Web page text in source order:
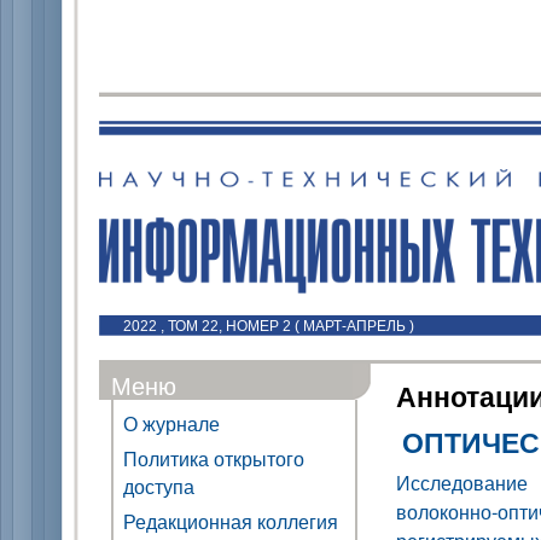
2022 , ТОМ 22, НОМЕР 2 ( МАРТ-АПРЕЛЬ )
Меню
О журнале
Политика открытого
доступа
Редакционная коллегия
волоконно-